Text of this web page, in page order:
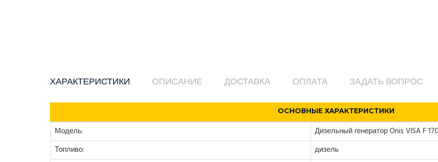
ХАРАКТЕРИСТИКИ ОПИСАНИЕ ДОСТАВКА ОПЛАТА ЗАДАТЬ ВОПРОС
ОСНОВНЫЕ ХАРАКТЕРИСТИКИ
Модель:
Дизельный генератор Onis VISA F
Топливо:
дизель